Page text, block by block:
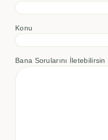
Konu
Bana Sorularını İletebilirsin